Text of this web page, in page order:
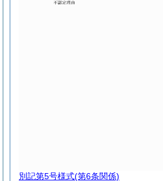
別記第5号様式(第6条関係)